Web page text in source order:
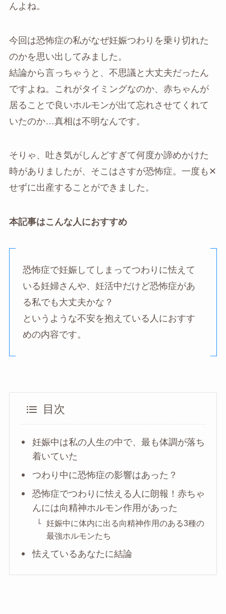
んよね。
今回は恐怖症の私がなぜ妊娠つわりを乗り切れた
のかを思い出してみました。
結論から言っちゃうと、不思議と大丈夫だったん
ですよね。これがタイミングなのか、赤ちゃんが
居ることで良いホルモンが出て忘れさせてくれて
いたのか…真相は不明なんです。
そりゃ、吐き気がしんどすぎて何度か諦めかけた
時がありましたが、そこはさすが恐怖症。一度も✕
せずに出産することができました。
本記事はこんな人におすすめ
恐怖症で妊娠してしまってつわりに怯えて
いる妊婦さんや、妊活中だけど恐怖症があ
る私でも大丈夫かな？
というような不安を抱えている人におすす
めの内容です。
目次
妊娠中は私の人生の中で、最も体調が落ち
着いていた
つわり中に恐怖症の影響はあった？
恐怖症でつわりに怯える人に朗報！赤ちゃ
んには向精神ホルモン作用があった
妊娠中に体内に出る向精神作用のある3種の
最強ホルモンたち
怯えているあなたに結論